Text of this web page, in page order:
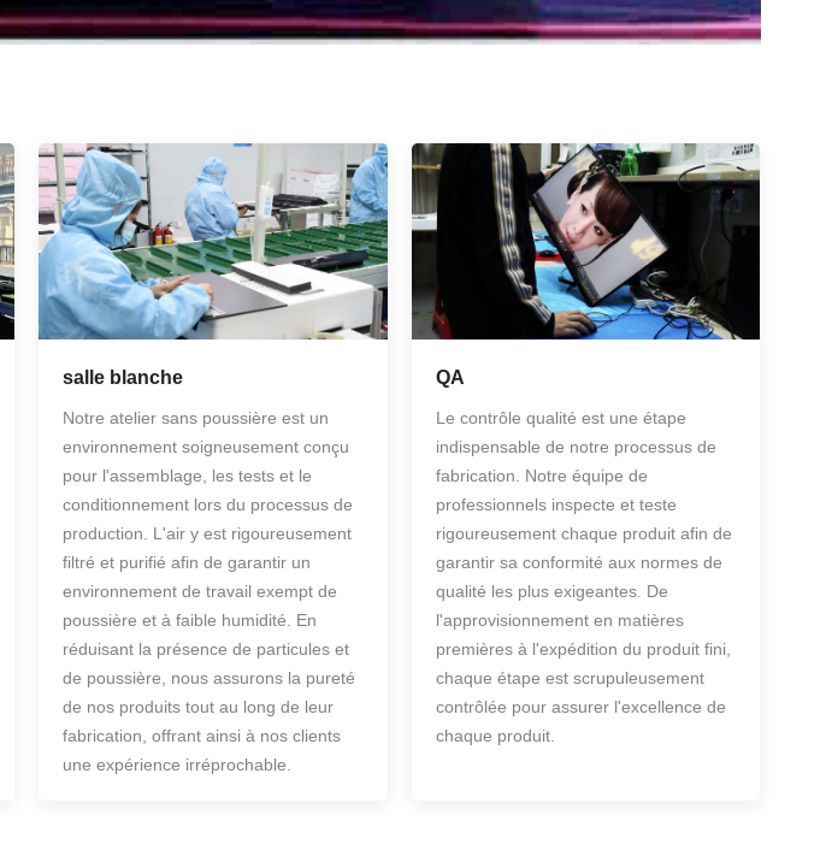
salle blanche
Notre atelier sans poussière est un
environnement soigneusement conçu
pour l'assemblage, les tests et le
conditionnement lors du processus de
production. L'air y est rigoureusement
filtré et purifié afin de garantir un
environnement de travail exempt de
poussière et à faible humidité. En
réduisant la présence de particules et
de poussière, nous assurons la pureté
de nos produits tout au long de leur
fabrication, offrant ainsi à nos clients
une expérience irréprochable.
QA
Le contrôle qualité est une étape
indispensable de notre processus de
fabrication. Notre équipe de
professionnels inspecte et teste
rigoureusement chaque produit afin de
garantir sa conformité aux normes de
qualité les plus exigeantes. De
l'approvisionnement en matières
premières à l'expédition du produit fini,
chaque étape est scrupuleusement
contrôlée pour assurer l'excellence de
chaque produit.